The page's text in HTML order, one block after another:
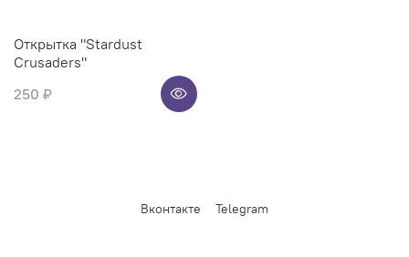
Открытка "Stardust
Crusaders"
250 ₽
Вконтакте Telegram